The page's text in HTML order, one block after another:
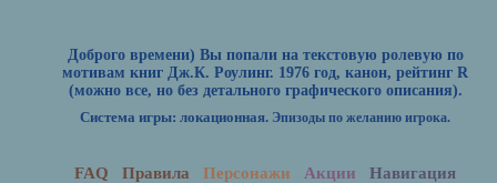
Доброго времени) Вы попали на текстовую ролевую по
мотивам книг Дж.К. Роулинг. 1976 год, канон, рейтинг R
(можно все, но без детального графического описания).
Система игры: локационная. Эпизоды по желанию игрока.
FAQ Правила Персонажи Акции Навигация